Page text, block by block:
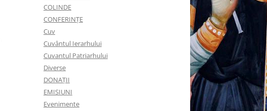
COLINDE
CONFERINȚE
Cuv
Cuvântul Ierarhului
Cuvantul Patriarhului
Diverse
DONAȚII
EMISIUNI
Evenimente